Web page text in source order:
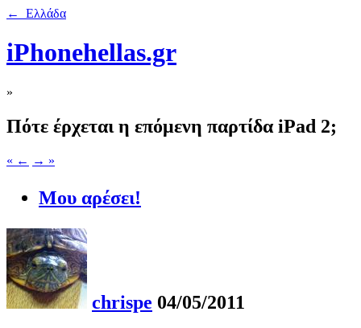
← Ελλάδα
iPhonehellas.gr
»
Πότε έρχεται η επόμενη παρτίδα iPad 2;
« ← → »
Μου αρέσει!
chrispe 04/05/2011